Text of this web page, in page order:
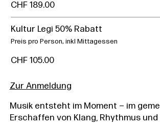
CHF 189.00
Kultur Legi 50% Rabatt
Preis pro Person, inkl Mittagessen
CHF 105.00
Zur Anmeldung
Musik entsteht im Moment – im
Erschaffen von Klang, Rhythmus und